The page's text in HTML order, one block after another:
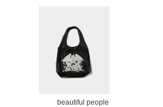
beautiful people